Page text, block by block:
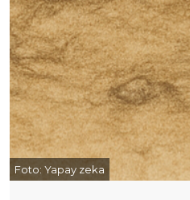
Foto: Yapay zeka